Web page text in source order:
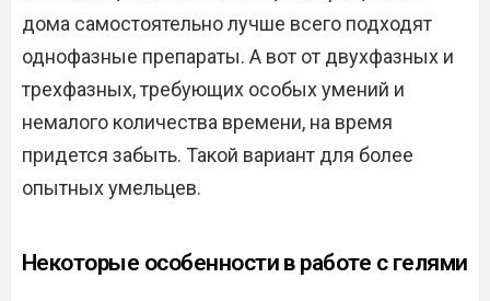
дома самостоятельно лучше всего подходят
однофазные препараты. А вот от двухфазных и
трехфазных, требующих особых умений и
немалого количества времени, на время
придется забыть. Такой вариант для более
опытных умельцев.
Некоторые особенности в работе с гелями